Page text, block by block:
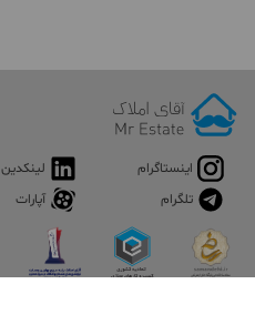
اینستاگرام لینکدین
تلگرام
آپارات